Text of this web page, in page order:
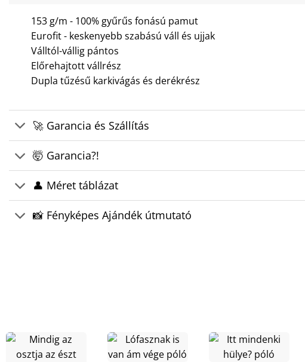
153 g/m - 100% gyűrűs fonású pamut
Eurofit - keskenyebb szabású váll és ujjak
Válltól-vállig pántos
Előrehajtott vállrész
Dupla tűzésű karkivágás és derékrész
🚀 Garancia és Szállítás
🤯 Garancia?!
👤 Méret táblázat
📸 Fényképes Ajándék útmutató